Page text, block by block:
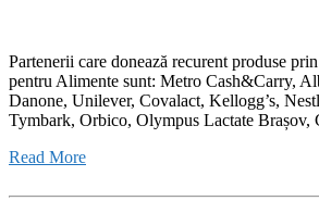
Partenerii care donează recurent produse
pentru Alimente sunt: Metro Cash&Carry,
Danone, Unilever, Covalact, Kellogg’s,
Tymbark, Orbico, Olympus Lactate
Read More